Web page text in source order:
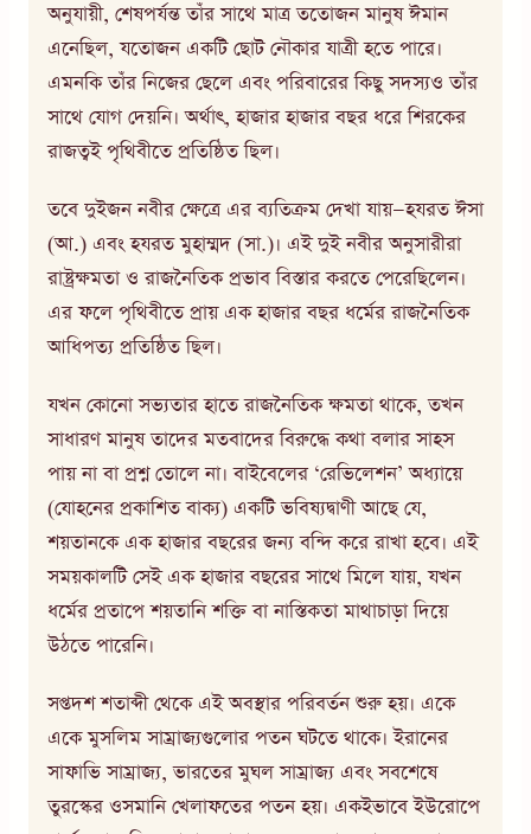
অনুযায়ী, শেষপর্যন্ত তাঁর সাথে মাত্র ততোজন মানুষ ঈমান
এনেছিল, যতোজন একটি ছোট নৌকার যাত্রী হতে পারে।
এমনকি তাঁর নিজের ছেলে এবং পরিবারের কিছু সদস্যও তাঁর
সাথে যোগ দেয়নি। অর্থাৎ, হাজার হাজার বছর ধরে শিরকের
রাজত্বই পৃথিবীতে প্রতিষ্ঠিত ছিল।
তবে দুইজন নবীর ক্ষেত্রে এর ব্যতিক্রম দেখা যায়—হযরত ঈসা
(আ.) এবং হযরত মুহাম্মদ (সা.)। এই দুই নবীর অনুসারীরা
রাষ্ট্রক্ষমতা ও রাজনৈতিক প্রভাব বিস্তার করতে পেরেছিলেন।
এর ফলে পৃথিবীতে প্রায় এক হাজার বছর ধর্মের রাজনৈতিক
আধিপত্য প্রতিষ্ঠিত ছিল।
যখন কোনো সভ্যতার হাতে রাজনৈতিক ক্ষমতা থাকে, তখন
সাধারণ মানুষ তাদের মতবাদের বিরুদ্ধে কথা বলার সাহস
পায় না বা প্রশ্ন তোলে না। বাইবেলের ‘রেভিলেশন’ অধ্যায়ে
(যোহনের প্রকাশিত বাক্য) একটি ভবিষ্যদ্বাণী আছে যে,
শয়তানকে এক হাজার বছরের জন্য বন্দি করে রাখা হবে। এই
সময়কালটি সেই এক হাজার বছরের সাথে মিলে যায়, যখন
ধর্মের প্রতাপে শয়তানি শক্তি বা নাস্তিকতা মাথাচাড়া দিয়ে
উঠতে পারেনি।
সপ্তদশ শতাব্দী থেকে এই অবস্থার পরিবর্তন শুরু হয়। একে
একে মুসলিম সাম্রাজ্যগুলোর পতন ঘটতে থাকে। ইরানের
সাফাভি সাম্রাজ্য, ভারতের মুঘল সাম্রাজ্য এবং সবশেষে
তুরস্কের ওসমানি খেলাফতের পতন হয়। একইভাবে ইউরোপে